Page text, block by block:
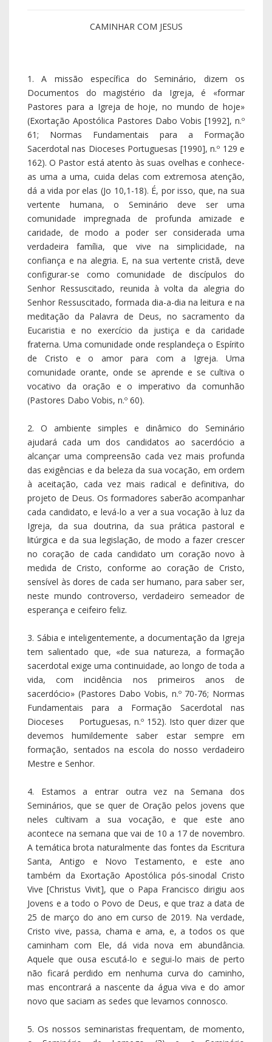
CAMINHAR COM JESUS
1. A missão específica do Seminário, dizem os
Documentos do magistério da Igreja, é «formar
Pastores para a Igreja de hoje, no mundo de hoje»
(Exortação Apostólica Pastores Dabo Vobis [1992], n.º
61; Normas Fundamentais para a Formação
Sacerdotal nas Dioceses Portuguesas [1990], n.º 129 e
162). O Pastor está atento às suas ovelhas e conhece-
as uma a uma, cuida delas com extremosa atenção,
dá a vida por elas (Jo 10,1-18). É, por isso, que, na sua
vertente humana, o Seminário deve ser uma
comunidade impregnada de profunda amizade e
caridade, de modo a poder ser considerada uma
verdadeira família, que vive na simplicidade, na
confiança e na alegria. E, na sua vertente cristã, deve
configurar-se como comunidade de discípulos do
Senhor Ressuscitado, reunida à volta da alegria do
Senhor Ressuscitado, formada dia-a-dia na leitura e na
meditação da Palavra de Deus, no sacramento da
Eucaristia e no exercício da justiça e da caridade
fraterna. Uma comunidade onde resplandeça o Espírito
de Cristo e o amor para com a Igreja. Uma
comunidade orante, onde se aprende e se cultiva o
vocativo da oração e o imperativo da comunhão
(Pastores Dabo Vobis, n.º 60).
2. O ambiente simples e dinâmico do Seminário
ajudará cada um dos candidatos ao sacerdócio a
alcançar uma compreensão cada vez mais profunda
das exigências e da beleza da sua vocação, em ordem
à aceitação, cada vez mais radical e definitiva, do
projeto de Deus. Os formadores saberão acompanhar
cada candidato, e levá-lo a ver a sua vocação à luz da
Igreja, da sua doutrina, da sua prática pastoral e
litúrgica e da sua legislação, de modo a fazer crescer
no coração de cada candidato um coração novo à
medida de Cristo, conforme ao coração de Cristo,
sensível às dores de cada ser humano, para saber ser,
neste mundo controverso, verdadeiro semeador de
esperança e ceifeiro feliz.
3. Sábia e inteligentemente, a documentação da Igreja
tem salientado que, «de sua natureza, a formação
sacerdotal exige uma continuidade, ao longo de toda a
vida, com incidência nos primeiros anos de
sacerdócio» (Pastores Dabo Vobis, n.º 70-76; Normas
Fundamentais para a Formação Sacerdotal nas
Dioceses Portuguesas, n.º 152). Isto quer dizer que
devemos humildemente saber estar sempre em
formação, sentados na escola do nosso verdadeiro
Mestre e Senhor.
4. Estamos a entrar outra vez na Semana dos
Seminários, que se quer de Oração pelos jovens que
neles cultivam a sua vocação, e que este ano
acontece na semana que vai de 10 a 17 de novembro.
A temática brota naturalmente das fontes da Escritura
Santa, Antigo e Novo Testamento, e este ano
também da Exortação Apostólica pós-sinodal Cristo
Vive [Christus Vivit], que o Papa Francisco dirigiu aos
Jovens e a todo o Povo de Deus, e que traz a data de
25 de março do ano em curso de 2019. Na verdade,
Cristo vive, passa, chama e ama, e, a todos os que
caminham com Ele, dá vida nova em abundância.
Aquele que ousa escutá-lo e segui-lo mais de perto
não ficará perdido em nenhuma curva do caminho,
mas encontrará a nascente da água viva e do amor
novo que saciam as sedes que levamos connosco.
5. Os nossos seminaristas frequentam, de momento,